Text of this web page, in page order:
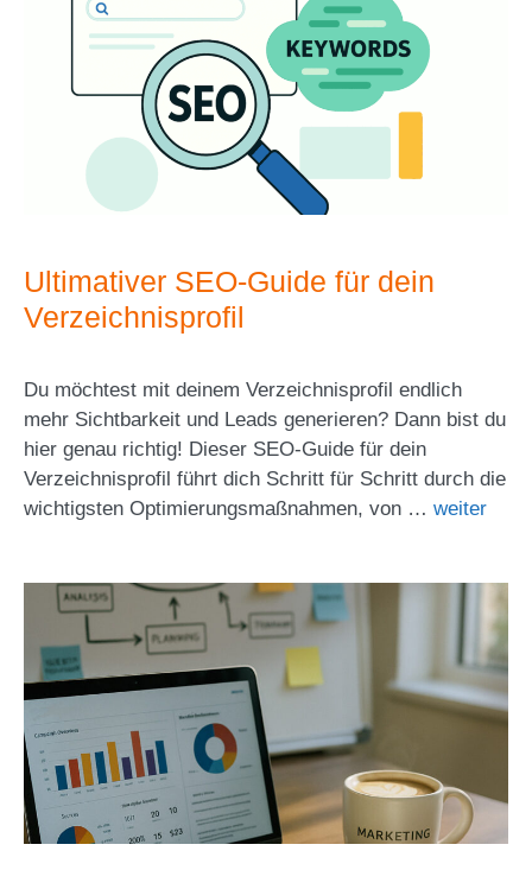
Ultimativer SEO-Guide für dein
Verzeichnisprofil
Du möchtest mit deinem Verzeichnisprofil endlich
mehr Sichtbarkeit und Leads generieren? Dann bist du
hier genau richtig! Dieser SEO-Guide für dein
Verzeichnisprofil führt dich Schritt für Schritt durch die
wichtigsten Optimierungsmaßnahmen, von … weiter